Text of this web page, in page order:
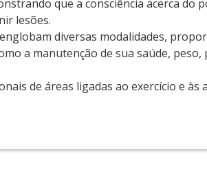
que a consciência acerca do
lesões.
diversas modalidades,
a manutenção de sua saúde, peso,
de áreas ligadas ao exercício e às